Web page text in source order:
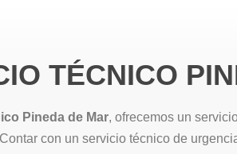
TÉCNICO
Pineda de Mar, ofrecemos un
con un servicio técnico de